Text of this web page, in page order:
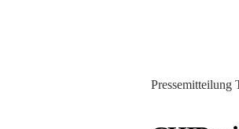
Pressemitteilung